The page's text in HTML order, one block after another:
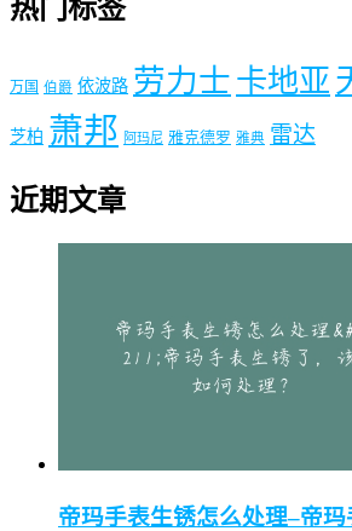
热门标签
万国 伯爵 依波路 劳力士 卡地亚
芝柏 萧邦 阿玛尼 雅克德罗 雅典 雷达
近期文章
帝玛手表生锈怎么处理–帝玛